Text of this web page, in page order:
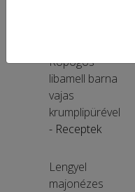
Ropogós
libamell barna
vajas
krumplipürével
- Receptek
Lengyel
majonézes